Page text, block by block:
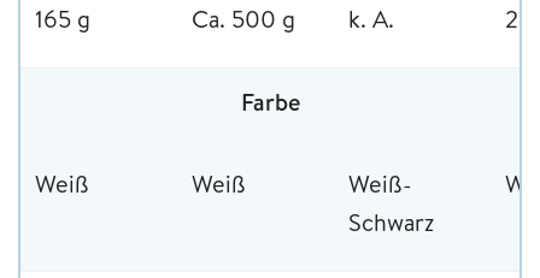
165 g Ca. 500 g k. A.
Farbe
Weiß Weiß
Weiß-
Schwarz